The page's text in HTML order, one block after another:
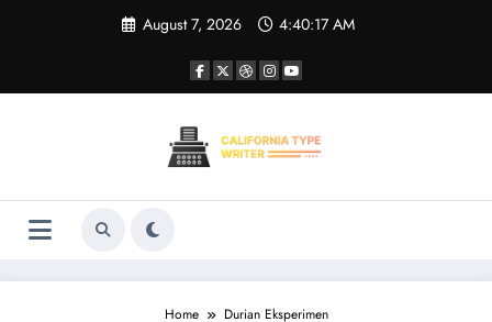
August 7, 2026 4:40:17 AM
Home Durian Eksperimen